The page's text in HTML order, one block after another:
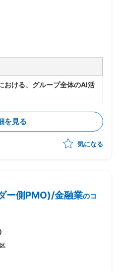
おける、グループ全体のAI活
階から顧客に入り、業務プロ
設計を担当
アリング・可視化・整理
用による解決可能性の見極
件整理と、開発チームへの引
を見る
気になる
ー側PMO)/金融業のコ